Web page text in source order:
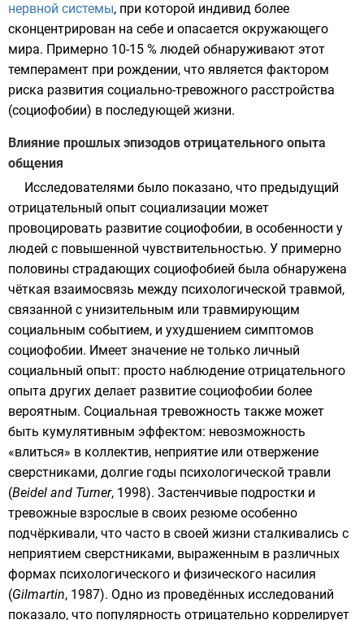
нервной системы, при которой индивид более
сконцентрирован на себе и опасается окружающего
мира. Примерно 10-15 % людей обнаруживают этот
темперамент при рождении, что является фактором
риска развития социально-тревожного расстройства
(социофобии) в последующей жизни.
Влияние прошлых эпизодов отрицательного опыта
общения
Исследователями было показано, что предыдущий
отрицательный опыт социализации может
провоцировать развитие социофобии, в особенности у
людей с повышенной чувствительностью. У примерно
половины страдающих социофобией была обнаружена
чёткая взаимосвязь между психологической травмой,
связанной с унизительным или травмирующим
социальным событием, и ухудшением симптомов
социофобии. Имеет значение не только личный
социальный опыт: просто наблюдение отрицательного
опыта других делает развитие социофобии более
вероятным. Социальная тревожность также может
быть кумулятивным эффектом: невозможность
«влиться» в коллектив, неприятие или отвержение
сверстниками, долгие годы психологической травли
(Beidel and Turner, 1998). Застенчивые подростки и
тревожные взрослые в своих резюме особенно
подчёркивали, что часто в своей жизни сталкивались с
неприятием сверстниками, выраженным в различных
формах психологического и физического насилия
(Gilmartin, 1987). Одно из проведённых исследований
показало, что популярность отрицательно коррелирует